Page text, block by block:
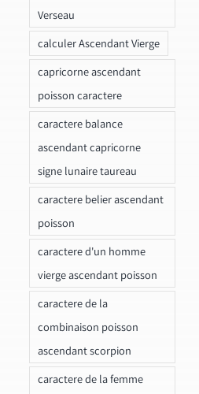
Verseau
calculer Ascendant Vierge
capricorne ascendant
poisson caractere
caractere balance
ascendant capricorne
signe lunaire taureau
caractere belier ascendant
poisson
caractere d'un homme
vierge ascendant poisson
caractere de la
combinaison poisson
ascendant scorpion
caractere de la femme